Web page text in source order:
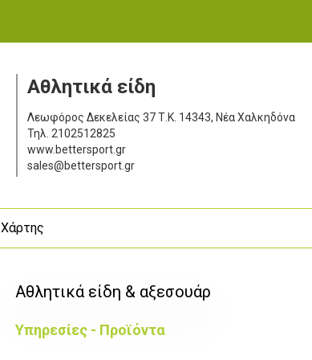
Αθλητικά είδη
Λεωφόρος Δεκελείας 37 Τ.Κ. 14343, Νέα Χαλκηδόνα
Τηλ. 2102512825
www.bettersport.gr
sales@bettersport.gr
Χάρτης
Αθλητικά είδη & αξεσουάρ
Υπηρεσίες - Προϊόντα